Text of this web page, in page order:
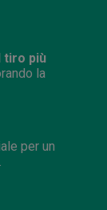
tiro più
la
per un